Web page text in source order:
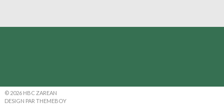
© 2026 HBC ZAREAN
DESIGN PAR THEMEBOY